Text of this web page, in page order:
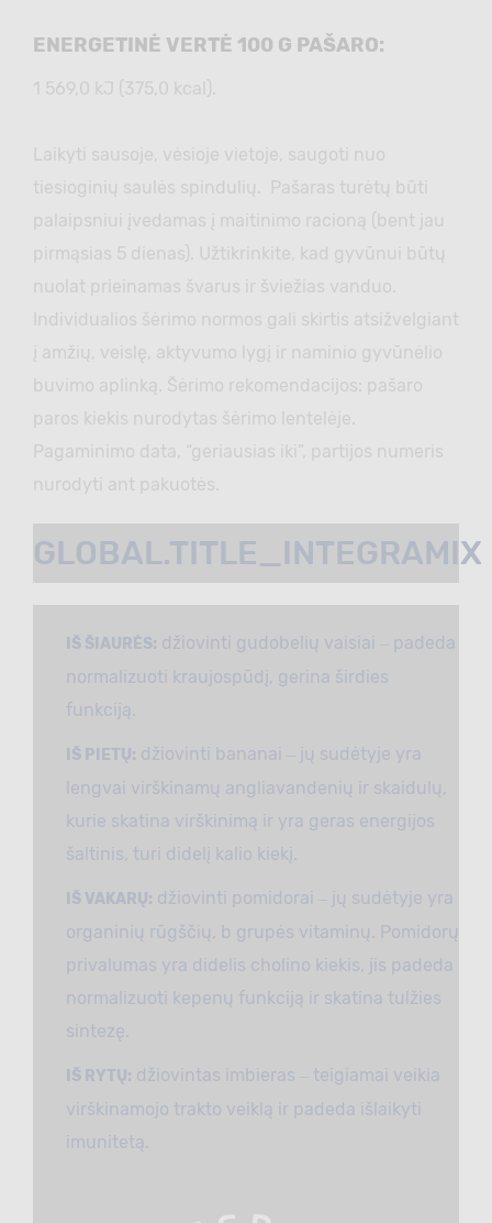
ENERGETINĖ VERTĖ 100 G PAŠARO:
1 569,0 kJ (375,0 kcal).
Laikyti sausoje, vėsioje vietoje, saugoti nuo
tiesioginių saulės spindulių. Pašaras turėtų būti
palaipsniui įvedamas į maitinimo racioną (bent jau
pirmąsias 5 dienas). Užtikrinkite, kad gyvūnui būtų
nuolat prieinamas švarus ir šviežias vanduo.
Individualios šėrimo normos gali skirtis atsižvelgiant
į amžių, veislę, aktyvumo lygį ir naminio gyvūnėlio
buvimo aplinką. Šėrimo rekomendacijos: pašaro
paros kiekis nurodytas šėrimo lentelėje.
Pagaminimo data, “geriausias iki”, partijos numeris
nurodyti ant pakuotės.
GLOBAL.TITLE_INTEGRAMIX
IŠ ŠIAURĖS: džiovinti gudobelių vaisiai ‒ padeda
normalizuoti kraujospūdį, gerina širdies
funkciją.
IŠ PIETŲ: džiovinti bananai ‒ jų sudėtyje yra
lengvai virškinamų angliavandenių ir skaidulų,
kurie skatina virškinimą ir yra geras energijos
šaltinis, turi didelį kalio kiekį.
IŠ VAKARŲ: džiovinti pomidorai ‒ jų sudėtyje yra
organinių rūgščių, b grupės vitaminų. Pomidorų
privalumas yra didelis cholino kiekis, jis padeda
normalizuoti kepenų funkciją ir skatina tulžies
sintezę.
IŠ RYTŲ: džiovintas imbieras ‒ teigiamai veikia
virškinamojo trakto veiklą ir padeda išlaikyti
imunitetą.